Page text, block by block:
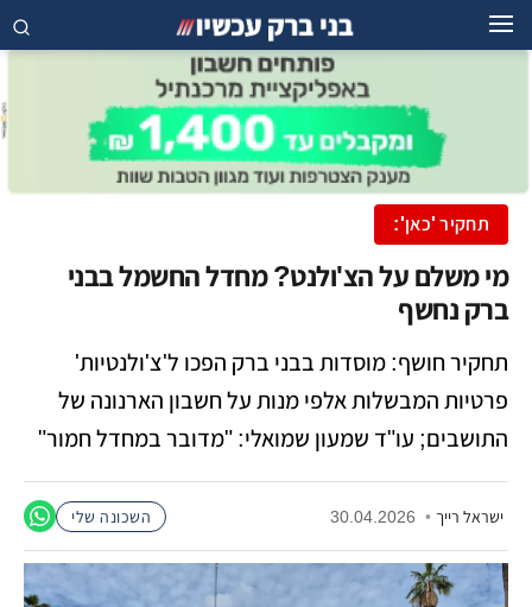
תחקיר 'כאן':
מי משלם על הצ'ולנט? מחדל החשמל בבני
ברק נחשף
תחקיר חושף: מוסדות בבני ברק הפכו ל'צ'ולנטיות'
פרטיות המבשלות אלפי מנות על חשבון הארנונה של
התושבים; עו"ד שמעון שמואלי: "מדובר במחדל חמור"
ישראל רייך •
30.04.2026 השכונה שלי